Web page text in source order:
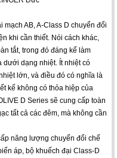
AB, A-Class D chuyển đổi
khi cần thiết. Nói cách khác,
tắt, trong đó đáng kể làm
dưới dạng nhiệt. Ít nhiệt có
lớn, và điều đó có nghĩa là
kế không có thỏa hiệp của
D Series sẽ cung cấp toàn
tất cả các đêm, mà không cần
năng lượng chuyển đổi chế
áp, bộ khuếch đại Class-D